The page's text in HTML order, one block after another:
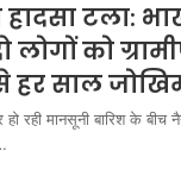
हादसा टला:
को
हर साल
हो रही मानसूनी बारिश के बीच